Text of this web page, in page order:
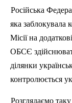
Російська
яка заблокувала
Місії на
ОБСЄ
ділянки
контролюється
Розглядаємо